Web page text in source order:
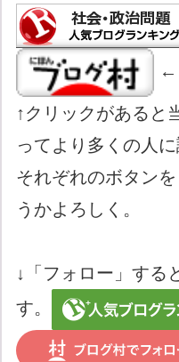
←
↑クリックがあると
ってより多くの人
それぞれのボタン
うかよろしく。
↓「フォロー」する
す。